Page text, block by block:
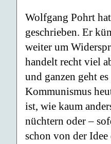
Wolfgang Pohrt
geschrieben. Er
weiter um
handelt recht viel
und ganzen geht
Kommunismus
ist, wie kaum
nüchtern oder –
schon von der